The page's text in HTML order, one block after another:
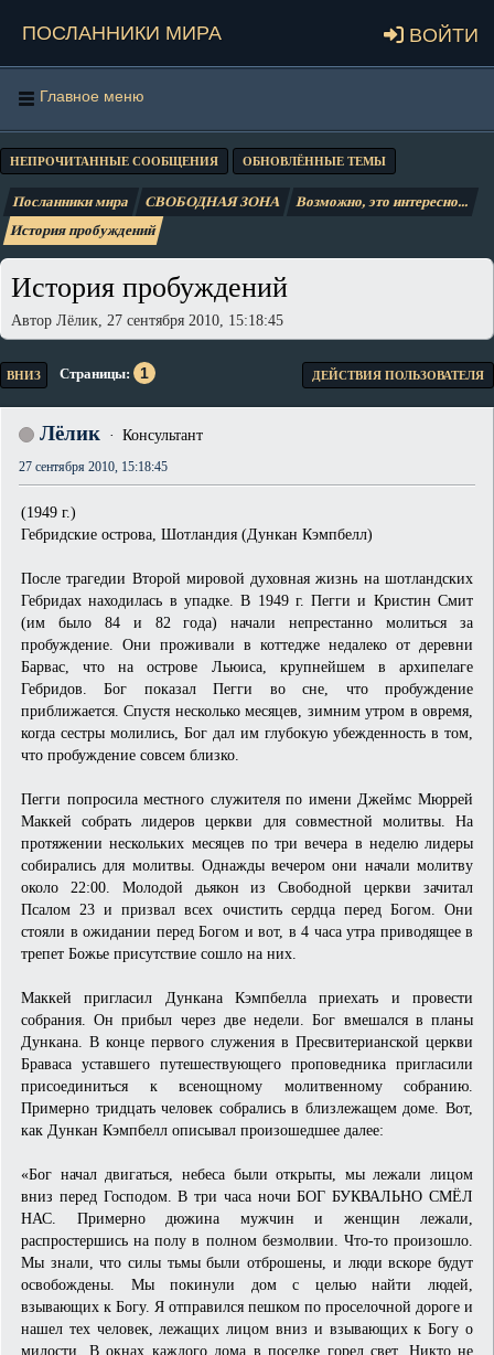
Посланники мира Войти
Главное меню
НЕПРОЧИТАННЫЕ СООБЩЕНИЯ ОБНОВЛЁННЫЕ ТЕМЫ
Посланники мира СВОБОДНАЯ ЗОНА
Возможно, это интересно...
История пробуждений
История пробуждений
Автор Лёлик, 27 сентября 2010, 15:18:45
ВНИЗ Страницы 1 ДЕЙСТВИЯ ПОЛЬЗОВАТЕЛЯ
Лёлик Консультант
27 сентября 2010, 15:18:45
(1949 г.)
Гебридские острова, Шотландия (Дункан Кэмпбелл)
После трагедии Второй мировой духовная жизнь на шотландских
Гебридах находилась в упадке. В 1949 г. Пегги и Кристин Смит
(им было 84 и 82 года) начали непрестанно молиться за
пробуждение. Они проживали в коттедже недалеко от деревни
Барвас, что на острове Льюиса, крупнейшем в архипелаге
Гебридов. Бог показал Пегги во сне, что пробуждение
приближается. Спустя несколько месяцев, зимним утром в овремя,
когда сестры молились, Бог дал им глубокую убежденность в том,
что пробуждение совсем близко.
Пегги попросила местного служителя по имени Джеймс Мюррей
Маккей собрать лидеров церкви для совместной молитвы. На
протяжении нескольких месяцев по три вечера в неделю лидеры
собирались для молитвы. Однажды вечером они начали молитву
около 22:00. Молодой дьякон из Свободной церкви зачитал
Псалом 23 и призвал всех очистить сердца перед Богом. Они
стояли в ожидании перед Богом и вот, в 4 часа утра приводящее в
трепет Божье присутствие сошло на них.
Маккей пригласил Дункана Кэмпбелла приехать и провести
собрания. Он прибыл через две недели. Бог вмешался в планы
Дункана. В конце первого служения в Пресвитерианской церкви
Браваса уставшего путешествующего проповедника пригласили
присоединиться к всенощному молитвенному собранию.
Примерно тридцать человек собрались в близлежащем доме. Вот,
как Дункан Кэмпбелл описывал произошедшее далее:
«Бог начал двигаться, небеса были открыты, мы лежали лицом
вниз перед Господом. В три часа ночи БОГ БУКВАЛЬНО СМЁЛ
НАС. Примерно дюжина мужчин и женщин лежали,
распростершись на полу в полном безмолвии. Что-то произошло.
Мы знали, что силы тьмы были отброшены, и люди вскоре будут
освобождены. Мы покинули дом с целью найти людей,
взывающих к Богу. Я отправился пешком по проселочной дороге и
нашел тех человек, лежащих лицом вниз и взывающих к Богу о
милости. В окнах каждого дома в поселке горел свет. Никто не